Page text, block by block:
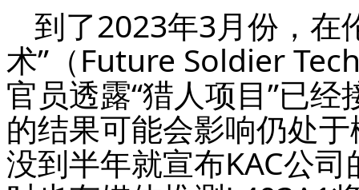
到了2023年3月份，在
术”（Future Soldier
官员透露“猎人项目”已
的结果可能会影响仍处
没到半年就宣布KAC公